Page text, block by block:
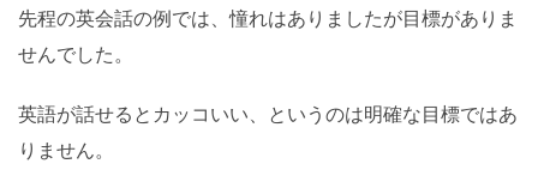
先程の英会話の例では、憧れはありましたが目標がありま
せんでした。
英語が話せるとカッコいい、というのは明確な目標ではあ
りません。